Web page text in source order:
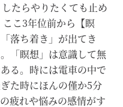
たらやりたくても止め
こ3年位前から【瞑
落ち着き」が出てき
「瞑想」は意識して無
る。時には電車の中で
た時にほんの僅か5分
疲れや悩みの感情がす